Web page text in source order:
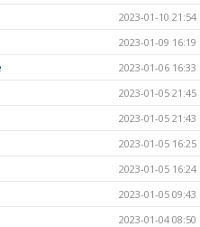
2023-01-10 21:54
2023-01-09 16:19
2023-01-06 16:33
2023-01-05 21:45
2023-01-05 21:43
2023-01-05 16:25
2023-01-05 16:24
2023-01-05 09:43
2023-01-04 08:50